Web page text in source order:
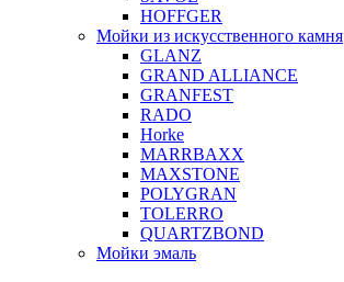
HOFFGER
Мойки из искусственного камня
GLANZ
GRAND ALLIANCE
GRANFEST
RADO
Horke
MARRBAXX
MAXSTONE
POLYGRAN
TOLERRO
QUARTZBOND
Мойки эмаль